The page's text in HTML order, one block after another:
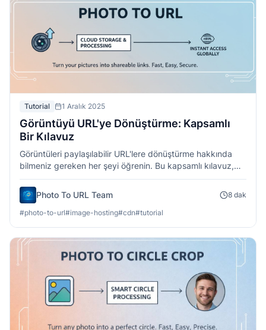
Tutorial 1 Aralık 2025
Görüntüyü URL'ye Dönüştürme: Kapsamlı
Bir Kılavuz
Görüntüleri paylaşılabilir URL'lere dönüştürme hakkında
bilmeniz gereken her şeyi öğrenin. Bu kapsamlı kılavuz,
görüntü barındırma ve bağlantı paylaşımı için yöntemler,
en iyi uygulamalar ve ipuçlarını kapsar.
Photo To URL Team 8 dak
#photo-to-url#image-hosting#cdn#tutorial